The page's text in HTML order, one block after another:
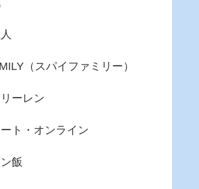
（スパイファミリー）
ーレン
ト・オンライン
飯